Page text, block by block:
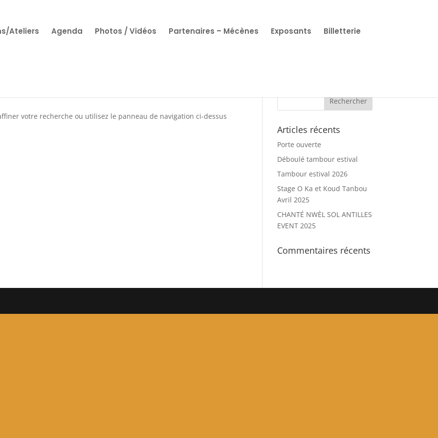
Ateliers Agenda Photos / Vidéos Partenaires – Mécènes Exposants Billetterie
votre recherche ou utilisez le panneau de navigation ci-dessus
Articles récents
Porte ouverte
Déboulé tambour estival
Tambour estival 2026
Stage O Ka et Koud Tanbou
Avril 2025
CHANTÉ NWÈL SOL ANTILLES
EVENT 2025
Commentaires récents